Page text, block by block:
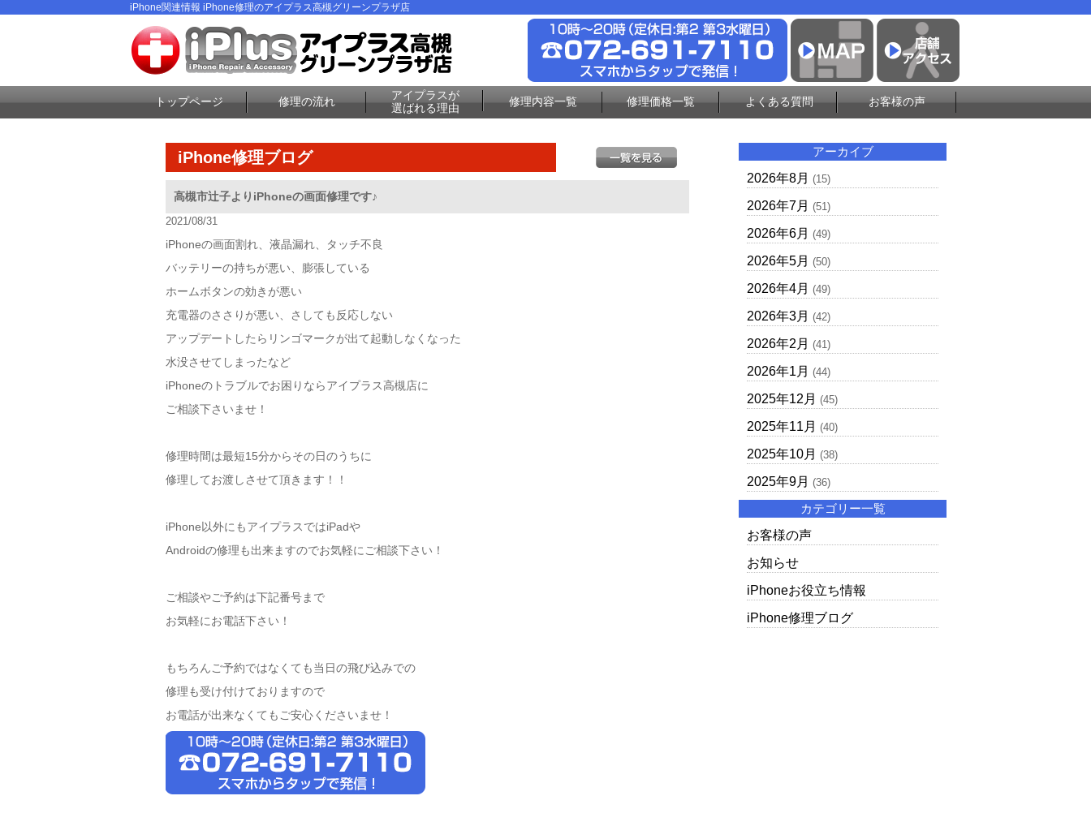
iPhone関連情報 iPhone修理のアイプラス高槻グリーンプラザ店
トップページ 修理の流れ
アイプラスが
選ばれる理由
修理内容一覧 修理価格一覧 よくある質問 お客様の声
iPhone修理ブログ
高槻市辻子よりiPhoneの画面修理です♪
2021/08/31
iPhoneの画面割れ、液晶漏れ、タッチ不良
バッテリーの持ちが悪い、膨張している
ホームボタンの効きが悪い
充電器のささりが悪い、さしても反応しない
アップデートしたらリンゴマークが出て起動しなくなった
水没させてしまったなど
iPhoneのトラブルでお困りならアイプラス高槻店に
ご相談下さいませ！
修理時間は最短15分からその日のうちに
修理してお渡しさせて頂きます！！
iPhone以外にもアイプラスではiPadや
Androidの修理も出来ますのでお気軽にご相談下さい！
ご相談やご予約は下記番号まで
お気軽にお電話下さい！
もちろんご予約ではなくても当日の飛び込みでの
修理も受け付けておりますので
お電話が出来なくてもご安心くださいませ！
アーカイブ
2026年8月 (15)
2026年7月 (51)
2026年6月 (49)
2026年5月 (50)
2026年4月 (49)
2026年3月 (42)
2026年2月 (41)
2026年1月 (44)
2025年12月 (45)
2025年11月 (40)
2025年10月 (38)
2025年9月 (36)
カテゴリー一覧
お客様の声
お知らせ
iPhoneお役立ち情報
iPhone修理ブログ